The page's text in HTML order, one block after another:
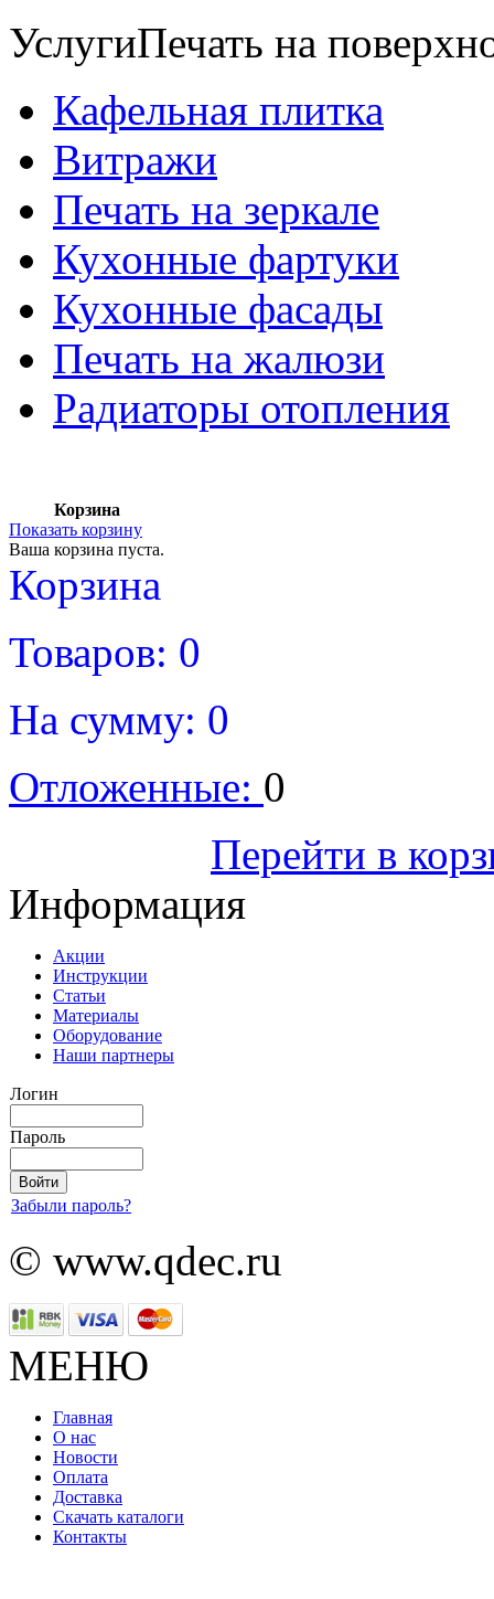
УслугиПечать на
Кафельная плитка
Витражи
Печать на зеркале
Кухонные фартуки
Кухонные фасады
Печать на жалюзи
Радиаторы отопления
Корзина
Показать корзину
Ваша корзина пуста.
Корзина
Товаров: 0
На сумму: 0
Отложенные: 0
Перейти в
Информация
Акции
Инструкции
Статьи
Материалы
Оборудование
Наши партнеры
Логин
Пароль
Забыли пароль?
© www.qdec.ru
МЕНЮ
Главная
О нас
Новости
Оплата
Доставка
Скачать каталоги
Контакты